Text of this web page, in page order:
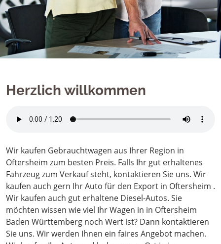
Herzlich willkommen
Wir kaufen Gebrauchtwagen aus Ihrer Region in
Oftersheim zum besten Preis. Falls Ihr gut erhaltenes
Fahrzeug zum Verkauf steht, kontaktieren Sie uns. Wir
kaufen auch gern Ihr Auto für den Export in Oftersheim .
Wir kaufen auch gut erhaltene Diesel-Autos. Sie
möchten wissen wie viel Ihr Wagen in in Oftersheim
Baden Württemberg noch Wert ist? Dann kontaktieren
Sie uns. Wir werden Ihnen ein faires Angebot machen.